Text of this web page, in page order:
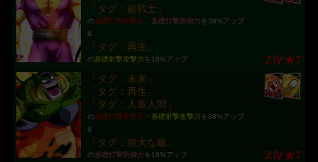
「タグ：超戦士」
の基礎打撃攻撃力 ・ 基礎打撃防御力 を38%アップ
&
「タグ：再生」
の基礎射撃攻撃力 を18%アップ ZⅣ★7
「タグ：未来」
「タグ：再生」
「タグ：人造人間」
の基礎打撃攻撃力 ・ 基礎射撃攻撃力 を38%アップ
&
「タグ：強大な敵」
の基礎打撃防御力 を18%アップ ZⅣ★7